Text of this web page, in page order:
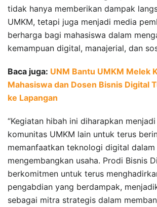
tidak hanya memberikan dampak
UMKM, tetapi juga menjadi media
berharga bagi mahasiswa dalam
kemampuan digital, manajerial, dan
Baca juga: UNM Bantu UMKM Melek
Mahasiswa dan Dosen Bisnis Digital
ke Lapangan
“Kegiatan hibah ini diharapkan
komunitas UMKM lain untuk terus
memanfaatkan teknologi digital dalam
mengembangkan usaha. Prodi Bisnis
berkomitmen untuk terus
pengabdian yang berdampak,
sebagai mitra strategis dalam